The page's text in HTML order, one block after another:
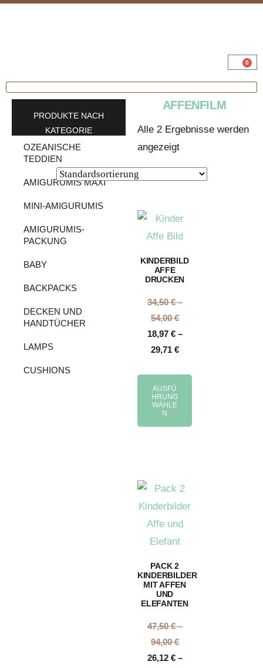
0
PRODUKTE NACH
KATEGORIE
OZEANISCHE
TEDDIEN
AMIGURUMIS MAXI
MINI-AMIGURUMIS
AMIGURUMIS-
PACKUNG
BABY
BACKPACKS
DECKEN UND
HANDTÜCHER
LAMPS
CUSHIONS
AFFENFILM
Alle 2 Ergebnisse werden
angezeigt
KINDERBILD
AFFE
DRUCKEN
34,50€ –
54,00€
18,97 € –
29,71 €
AUSFÜ
HRUNG
WÄHLE
N
PACK 2
KINDERBILDER
MIT AFFEN
UND
ELEFANTEN
47,50€ –
94,00€
26,12 € –